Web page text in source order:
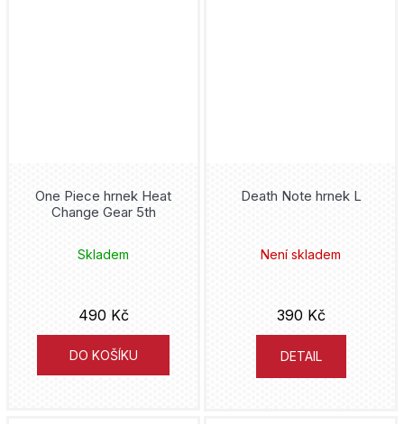
One Piece hrnek Heat
Change Gear 5th
Skladem
490 Kč
DO KOŠÍKU
Death Note hrnek L
Není skladem
390 Kč
DETAIL